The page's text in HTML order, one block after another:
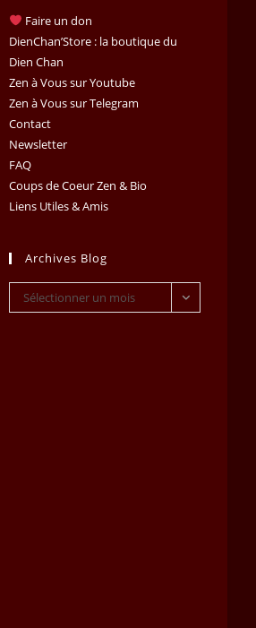
Faire un don
DienChan’Store : la boutique du
Dien Chan
Zen à Vous sur Youtube
Zen à Vous sur Telegram
Contact
Newsletter
FAQ
Coups de Coeur Zen & Bio
Liens Utiles & Amis
Archives Blog
Archives
Blog
Sélectionner un mois